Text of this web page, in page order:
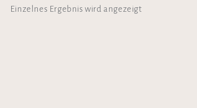
Einzelnes Ergebnis wird angezeigt